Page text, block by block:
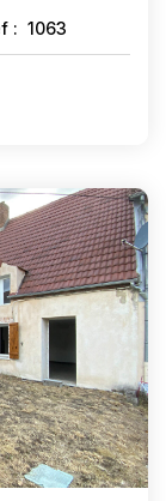
: 1063